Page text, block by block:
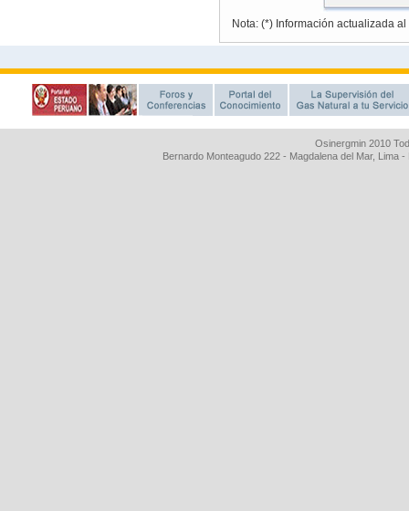
Osinergmin 2010
Bernardo Monteagudo 222 - Magdalena del Mar, Lima